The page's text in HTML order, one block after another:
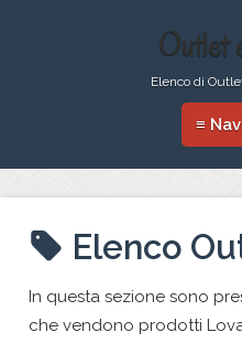
Outlet
Elenco di
≡
Elenco
In questa sezione sono
che vendono prodotti